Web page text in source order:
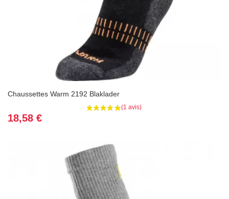
Chaussettes Warm 2192 Blaklader
Prix
18,58 €